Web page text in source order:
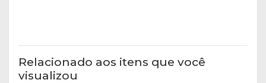
Relacionado aos itens que você
visualizou